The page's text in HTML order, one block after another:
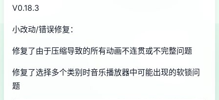
V0.18.3
小改动/错误修复：
修复了由于压缩导致的所有动画不连贯或不完整问题
修复了选择多个类别时音乐播放器中可能出现的软锁问
题